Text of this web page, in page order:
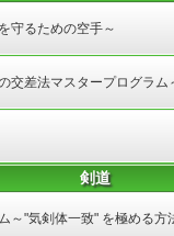
守るための空手～
交差法マスタープログラ
～
剣道
～"気剣体一致" を極める方